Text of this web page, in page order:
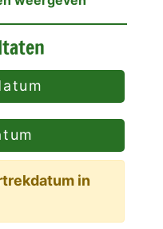
in